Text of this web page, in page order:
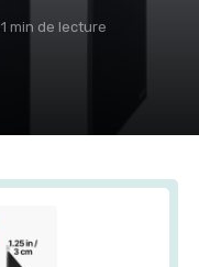
1 min de lecture